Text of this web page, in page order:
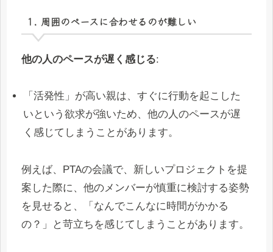
1. 周囲のペースに合わせるのが難しい
他の人のペースが遅く感じる:
「活発性」が高い親は、すぐに行動を起こした
いという欲求が強いため、他の人のペースが遅
く感じてしまうことがあります。
例えば、PTAの会議で、新しいプロジェクトを提
案した際に、他のメンバーが慎重に検討する姿勢
を見せると、「なんでこんなに時間がかかる
の？」と苛立ちを感じてしまうことがあります。